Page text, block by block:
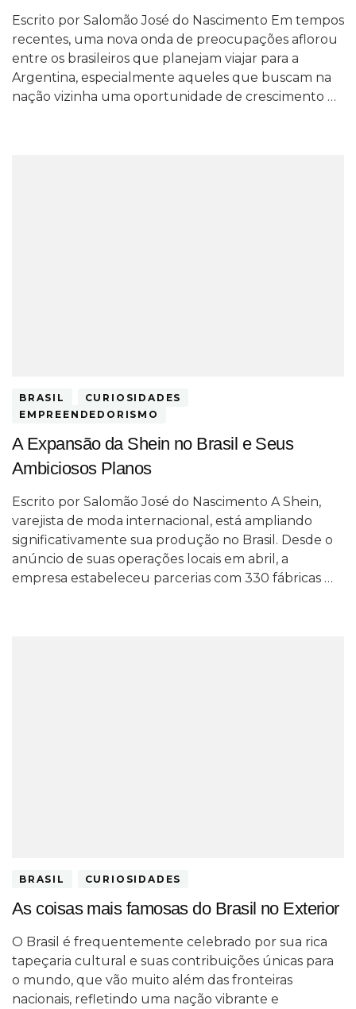
Escrito por Salomão José do Nascimento Em tempos
recentes, uma nova onda de preocupações aflorou
entre os brasileiros que planejam viajar para a
Argentina, especialmente aqueles que buscam na
nação vizinha uma oportunidade de crescimento …
BRASIL
CURIOSIDADES
EMPREENDEDORISMO
A Expansão da Shein no Brasil e Seus
Ambiciosos Planos
Escrito por Salomão José do Nascimento A Shein,
varejista de moda internacional, está ampliando
significativamente sua produção no Brasil. Desde o
anúncio de suas operações locais em abril, a
empresa estabeleceu parcerias com 330 fábricas …
BRASIL CURIOSIDADES
As coisas mais famosas do Brasil no Exterior
O Brasil é frequentemente celebrado por sua rica
tapeçaria cultural e suas contribuições únicas para
o mundo, que vão muito além das fronteiras
nacionais, refletindo uma nação vibrante e